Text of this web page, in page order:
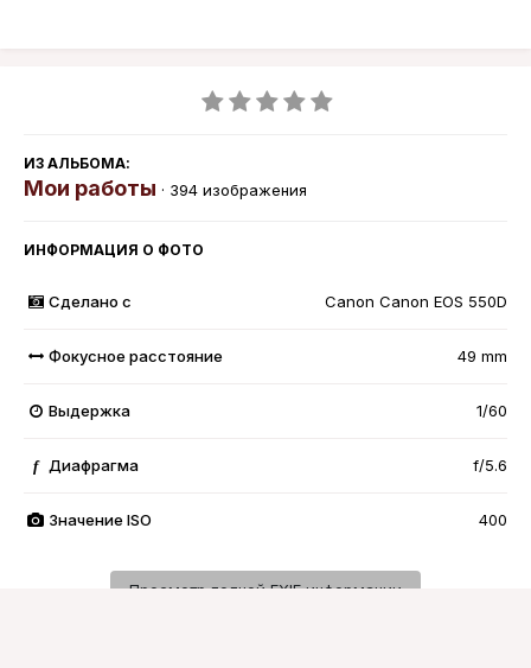
ИЗ АЛЬБОМА:
Мои работы · 394 изображения
ИНФОРМАЦИЯ О ФОТО
Сделано с Canon Canon EOS 550D
Фокусное расстояние 49 mm
Выдержка 1/60
f Диафрагма f/5.6
Значение ISO 400
Просмотр полной EXIF информации